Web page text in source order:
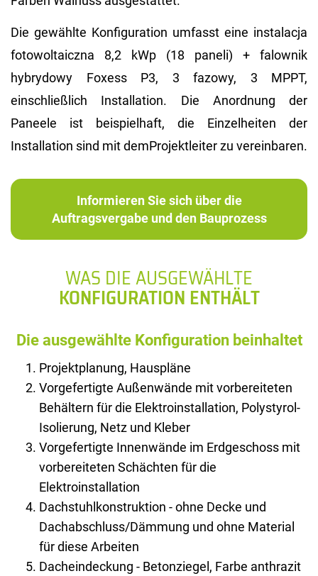
Die gewählte Konfiguration umfasst eine instalacja
fotowoltaiczna 8,2 kWp (18 paneli) + falownik
hybrydowy Foxess P3, 3 fazowy, 3 MPPT,
einschließlich Installation. Die Anordnung der
Paneele ist beispielhaft, die Einzelheiten der
Installation sind mit demProjektleiter zu vereinbaren.
Informieren Sie sich über die
Auftragsvergabe und den Bauprozess
WAS DIE AUSGEWÄHLTE
KONFIGURATION ENTHÄLT
Die ausgewählte Konfiguration beinhaltet
Projektplanung, Hauspläne
Vorgefertigte Außenwände mit vorbereiteten
Behältern für die Elektroinstallation, Polystyrol-
Isolierung, Netz und Kleber
Vorgefertigte Innenwände im Erdgeschoss mit
vorbereiteten Schächten für die
Elektroinstallation
Dachstuhlkonstruktion - ohne Decke und
Dachabschluss/Dämmung und ohne Material
für diese Arbeiten
Dacheindeckung - Betonziegel, Farbe anthrazit